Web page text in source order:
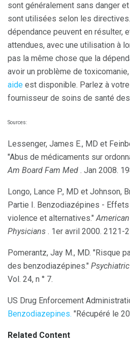
sont généralement sans danger
sont utilisées selon les
dépendance peuvent en résulter,
attendues, avec une utilisation à
pas la même chose que la
avoir un problème de
aide est disponible. Parlez à
fournisseur de soins de santé
Sources:
Lessenger, James E., MD et
"Abus de médicaments sur
Am Board Fam Med . Jan 2008.
Longo, Lance P., MD et Johnson,
Partie I. Benzodiazépines -
violence et alternatives."
Physicians . 1er avril 2000. 2121-
Pomerantz, Jay M., MD. "Risque
des benzodiazépines."
Vol. 24, n ° 7.
US Drug Enforcement
Benzodiazepines. "Récupéré le
Related Content